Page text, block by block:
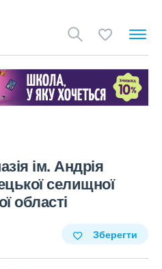
ім. Андрія
селищної
області
Зберегти